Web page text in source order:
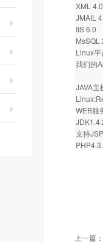
XML 4.0
JMAIL
IIS 6.0
MsSQL
Linux
我们的
JAVA主
WEB服
支持
上一篇：